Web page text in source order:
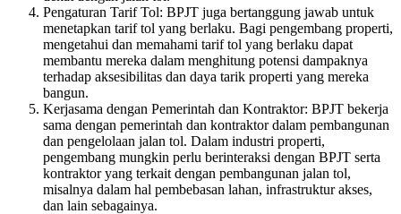
Pengaturan Tarif Tol: BPJT juga bertanggung jawab untuk
menetapkan tarif tol yang berlaku. Bagi pengembang properti,
mengetahui dan memahami tarif tol yang berlaku dapat
membantu mereka dalam menghitung potensi dampaknya
terhadap aksesibilitas dan daya tarik properti yang mereka
bangun.
Kerjasama dengan Pemerintah dan Kontraktor: BPJT bekerja
sama dengan pemerintah dan kontraktor dalam pembangunan
dan pengelolaan jalan tol. Dalam industri properti,
pengembang mungkin perlu berinteraksi dengan BPJT serta
kontraktor yang terkait dengan pembangunan jalan tol,
misalnya dalam hal pembebasan lahan, infrastruktur akses,
dan lain sebagainya.